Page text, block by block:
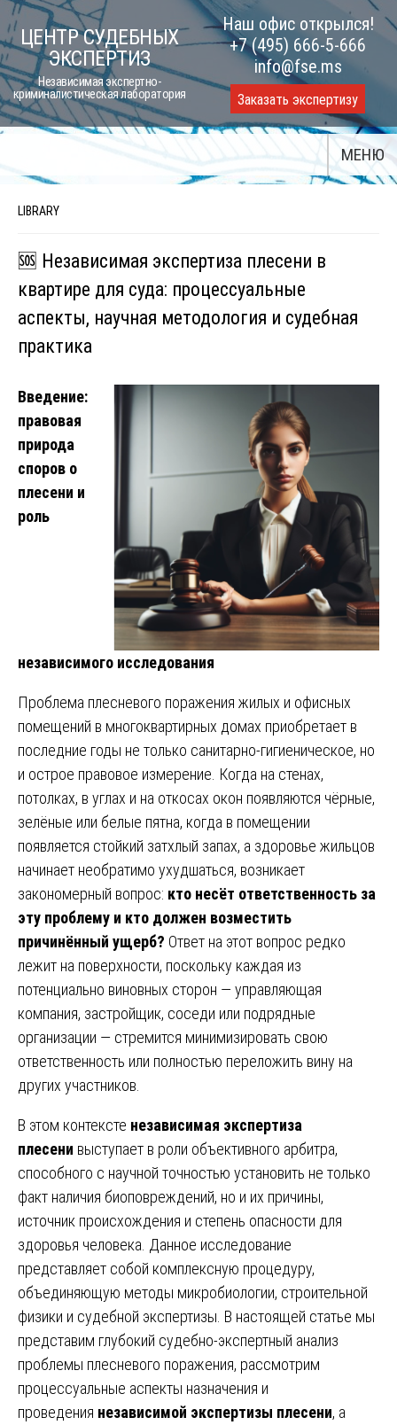
Skip
to
content
ЦЕНТР СУДЕБНЫХ
ЭКСПЕРТИЗ
Независимая экспертно-
криминалистическая лаборатория
Наш офис открылся!
+7 (495) 666-5-666
info@fse.ms
Заказать экспертизу
МЕНЮ
LIBRARY
🆘 Независимая экспертиза плесени в
квартире для суда: процессуальные
аспекты, научная методология и судебная
практика
Введение:
правовая
природа
споров о
плесени и
роль
независимого исследования
Проблема плесневого поражения жилых и офисных
помещений в многоквартирных домах приобретает в
последние годы не только санитарно-гигиеническое, но
и острое правовое измерение. Когда на стенах,
потолках, в углах и на откосах окон появляются чёрные,
зелёные или белые пятна, когда в помещении
появляется стойкий затхлый запах, а здоровье жильцов
начинает необратимо ухудшаться, возникает
закономерный вопрос: кто несёт ответственность за
эту проблему и кто должен возместить
причинённый ущерб? Ответ на этот вопрос редко
лежит на поверхности, поскольку каждая из
потенциально виновных сторон — управляющая
компания, застройщик, соседи или подрядные
организации — стремится минимизировать свою
ответственность или полностью переложить вину на
других участников.
В этом контексте независимая экспертиза
плесени выступает в роли объективного арбитра,
способного с научной точностью установить не только
факт наличия биоповреждений, но и их причины,
источник происхождения и степень опасности для
здоровья человека. Данное исследование
представляет собой комплексную процедуру,
объединяющую методы микробиологии, строительной
физики и судебной экспертизы. В настоящей статье мы
представим глубокий судебно-экспертный анализ
проблемы плесневого поражения, рассмотрим
процессуальные аспекты назначения и
проведения независимой экспертизы плесени, а